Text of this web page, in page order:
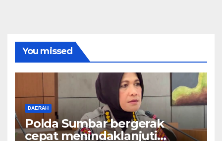
You missed
DAERAH
Polda Sumbar bergerak
cepat menindaklanjuti